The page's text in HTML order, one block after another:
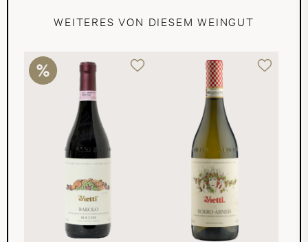
WEITERES VON DIESEM WEINGUT